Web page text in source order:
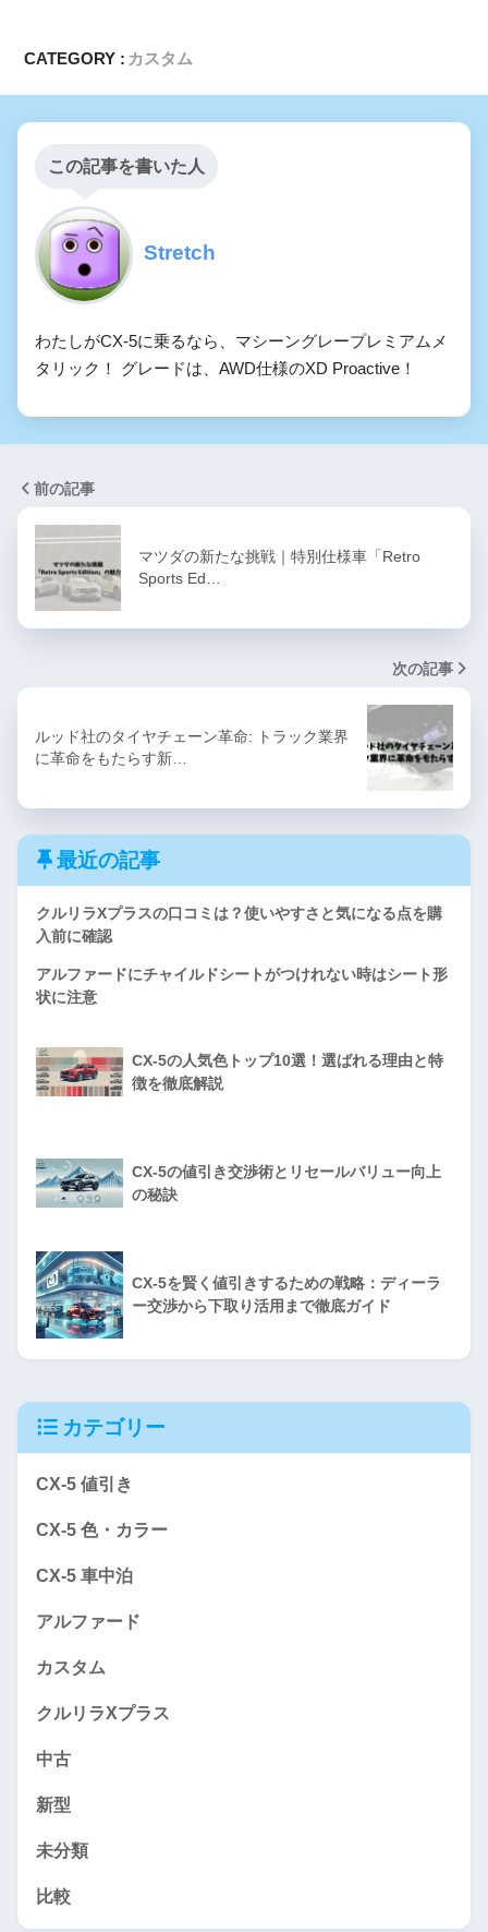
CATEGORY : カスタム
この記事を書いた人
Stretch
わたしがCX-5に乗るなら、マシーングレープレミアムメ
タリック！ グレードは、AWD仕様のXD Proactive！
前の記事
マツダの新たな挑戦｜特別仕様車「Retro
Sports Ed…
次の記事
ルッド社のタイヤチェーン革命: トラック業界
に革命をもたらす新…
最近の記事
クルリラXプラスの口コミは？使いやすさと気になる点を購
入前に確認
アルファードにチャイルドシートがつけれない時はシート形
状に注意
CX-5の人気色トップ10選！選ばれる理由と特
徴を徹底解説
CX-5の値引き交渉術とリセールバリュー向上
の秘訣
CX-5を賢く値引きするための戦略：ディーラ
ー交渉から下取り活用まで徹底ガイド
カテゴリー
CX-5 値引き
CX-5 色・カラー
CX-5 車中泊
アルファード
カスタム
クルリラXプラス
中古
新型
未分類
比較